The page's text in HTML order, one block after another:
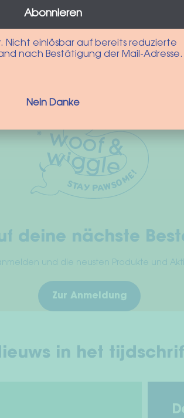
deine nächste
und die neusten Produkte und
Zur Anmeldung
in het
Abonnieren
Nicht einlösbar auf bereits reduzierte
nach Bestätigung der Mail-Adresse.
Nein Danke